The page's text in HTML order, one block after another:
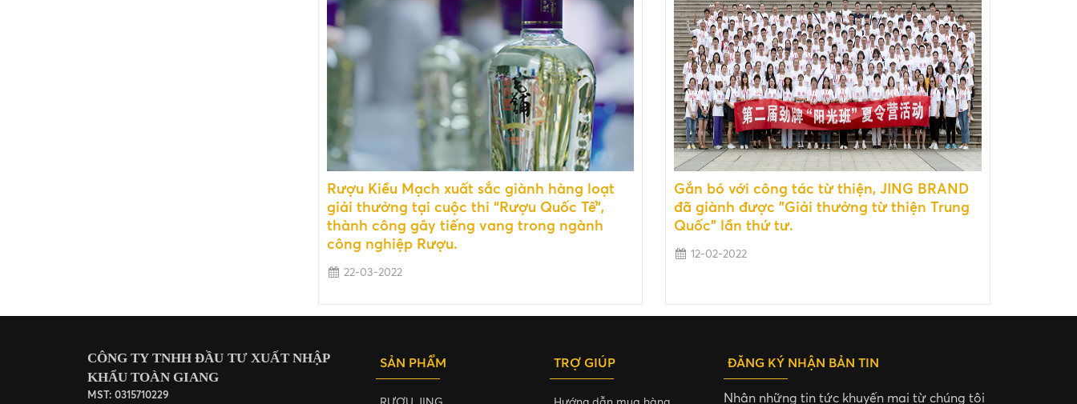
Rượu Kiều Mạch xuất sắc giành hàng loạt
giải thưởng tại cuộc thi “Rượu Quốc Tế”,
thành công gây tiếng vang trong ngành
công nghiệp Rượu.
22-03-2022
Gắn bó với công tác từ thiện, JING BRAND
đã giành được "Giải thưởng từ thiện Trung
Quốc" lần thứ tư.
12-02-2022
CÔNG TY TNHH ĐẦU TƯ XUẤT NHẬP
KHẨU TOÀN GIANG
MST: 0315710229
SẢN PHẨM
RƯỢU JING
TRỢ GIÚP
Hướng dẫn mua hàng
ĐĂNG KÝ NHẬN BẢN TIN
Nhận những tin tức khuyến mại từ chúng tôi